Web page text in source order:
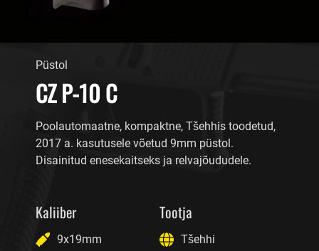
Püstol
CZ P-10 C
Poolautomaatne, kompaktne, Tšehhis toodetud,
2017 a. kasutusele võetud 9mm püstol.
Disainitud enesekaitseks ja relvajõududele.
Kaliiber
9x19mm
Tootja
Tšehhi